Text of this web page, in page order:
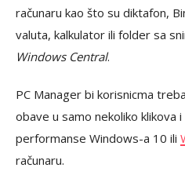
računaru kao što su diktafon,
valuta, kalkulator ili folder sa
Windows Central.
PC Manager bi korisnicma
obave u samo nekoliko klikova
performanse Windows-a 10 ili
računaru.